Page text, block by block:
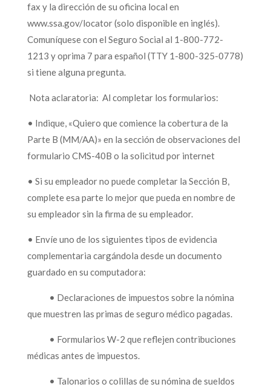
fax y la dirección de su oficina local en
www.ssa.gov/locator (solo disponible en inglés).
Comuníquese con el Seguro Social al 1-800-772-
1213 y oprima 7 para español (TTY 1-800-325-0778)
si tiene alguna pregunta.
Nota aclaratoria: Al completar los formularios:
• Indique, «Quiero que comience la cobertura de la
Parte B (MM/AA)» en la sección de observaciones del
formulario CMS-40B o la solicitud por internet
• Si su empleador no puede completar la Sección B,
complete esa parte lo mejor que pueda en nombre de
su empleador sin la firma de su empleador.
• Envíe uno de los siguientes tipos de evidencia
complementaria cargándola desde un documento
guardado en su computadora:
• Declaraciones de impuestos sobre la nómina
que muestren las primas de seguro médico pagadas.
• Formularios W-2 que reflejen contribuciones
médicas antes de impuestos.
• Talonarios o colillas de su nómina de sueldos